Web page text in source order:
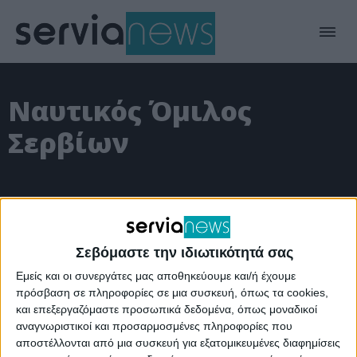
Σεβόμαστε την ιδιωτικότητά σας
Εμείς και οι συνεργάτες μας αποθηκεύουμε και/ή έχουμε
πρόσβαση σε πληροφορίες σε μια συσκευή, όπως τα cookies,
και επεξεργαζόμαστε προσωπικά δεδομένα, όπως μοναδικοί
αναγνωριστικοί και προσαρμοσμένες πληροφορίες που
αποστέλλονται από μια συσκευή για εξατομικευμένες διαφημίσεις
Ναυτικός Όμιλος
Σερβίων